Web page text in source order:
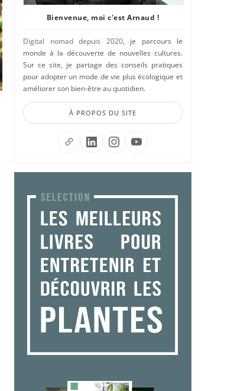
Bienvenue, moi c'est Arnaud !
Digital nomad depuis 2020, je parcours le
monde à la découverte de nouvelles cultures.
Sur ce site, je partage des conseils pratiques
pour adopter un mode de vie plus écologique et
améliorer son bien-être au quotidien.
À PROPOS DU SITE